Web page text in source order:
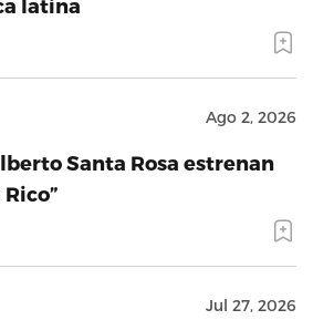
latina
Ago 2, 2026
Santa Rosa estrenan
Jul 27, 2026